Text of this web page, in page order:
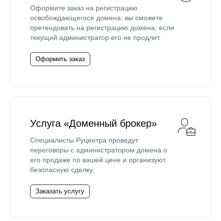
Оформите заказ на регистрацию
освобождающегося домена: вы сможете
претендовать на регистрацию домена, если
текущий администратор его не продлит.
Оформить заказ
Услуга «Доменный брокер»
Специалисты Руцентра проведут
переговоры с администратором домена о
его продаже по вашей цене и организуют
безопасную сделку.
Заказать услугу